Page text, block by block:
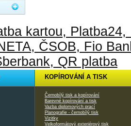
KOPÍROVÁNÍ A TISK
Černobílý tisk a kopírování
Barevné kopírování a tisk
Vazba diplomových prací
Planografie - černobílý tisk
Vizitky
Velkoformátový exteriérový tisk